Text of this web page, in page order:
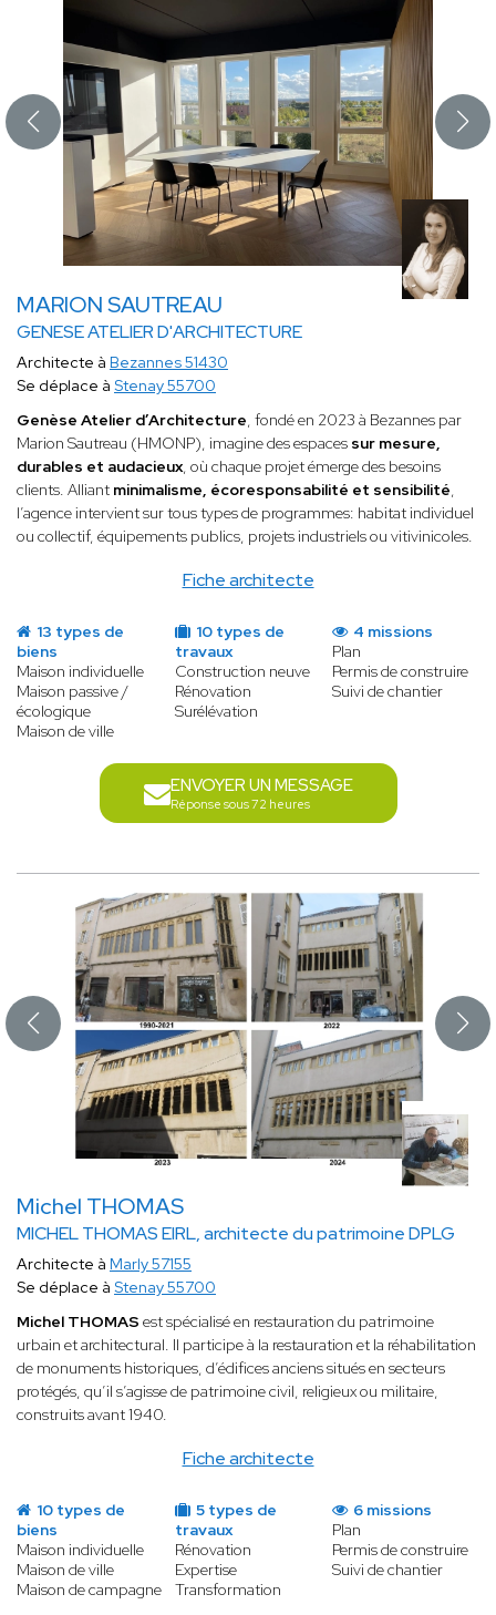
MARION SAUTREAU
GENESE ATELIER D'ARCHITECTURE
Fiche architecte
Architecte à Bezannes 51430
Se déplace à Stenay 55700
Genèse Atelier d’Architecture, fondé en 2023 à Bezannes par
Marion Sautreau (HMONP), imagine des espaces sur mesure,
durables et audacieux, où chaque projet émerge des besoins
clients. Alliant minimalisme, écoresponsabilité et sensibilité,
l’agence intervient sur tous types de programmes: habitat individuel
ou collectif, équipements publics, projets industriels ou vitivinicoles.
13 types de
biens
Maison individuelle
Maison passive /
écologique
Maison de ville
10 types de
travaux
Construction neuve
Rénovation
Surélévation
4 missions
Plan
Permis de construire
Suivi de chantier
ENVOYER UN MESSAGE
Réponse sous 72 heures
Michel THOMAS
MICHEL THOMAS EIRL, architecte du patrimoine DPLG
Fiche architecte
Architecte à Marly 57155
Se déplace à Stenay 55700
Michel THOMAS est spécialisé en restauration du patrimoine
urbain et architectural. Il participe à la restauration et la réhabilitation
de monuments historiques, d’édifices anciens situés en secteurs
protégés, qu’il s’agisse de patrimoine civil, religieux ou militaire,
construits avant 1940.
10 types de
biens
Maison individuelle
Maison de ville
Maison de campagne
5 types de
travaux
Rénovation
Expertise
Transformation
6 missions
Plan
Permis de construire
Suivi de chantier